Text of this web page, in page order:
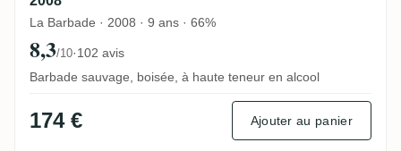
La Barbade · 2008 · 9 ans · 66%
8,3/10·102 avis
Barbade sauvage, boisée, à haute teneur en alcool
174 € Ajouter au panier